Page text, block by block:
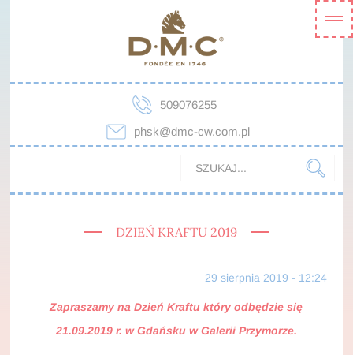
509076255
phsk@dmc-cw.com.pl
DZIEŃ KRAFTU 2019
29 sierpnia 2019 - 12:24
Zapraszamy na Dzień Kraftu który odbędzie się
21.09.2019 r. w Gdańsku w Galerii Przymorze.